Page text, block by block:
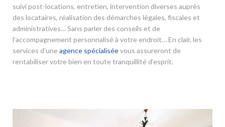
suivi post-locations, entretien, intervention diverses auprès
des locataires, réalisation des démarches légales, fiscales et
administratives… Sans parler des conseils et de
l’accompagnement personnalisé à votre endroit… En clair, les
services d’une agence spécialiséevous assureront de
rentabiliser votre bien en toute tranquillité d’esprit.